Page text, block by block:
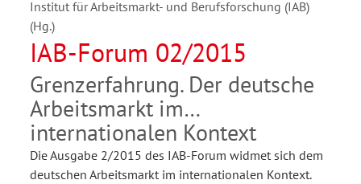
Institut für Arbeitsmarkt- und Berufsforschung (IAB)
(Hg.)
IAB-Forum 02/2015
Grenzerfahrung. Der deutsche
Arbeitsmarkt im
internationalen Kontext
Die Ausgabe 2/2015 des IAB-Forum widmet sich dem
deutschen Arbeitsmarkt im internationalen Kontext.